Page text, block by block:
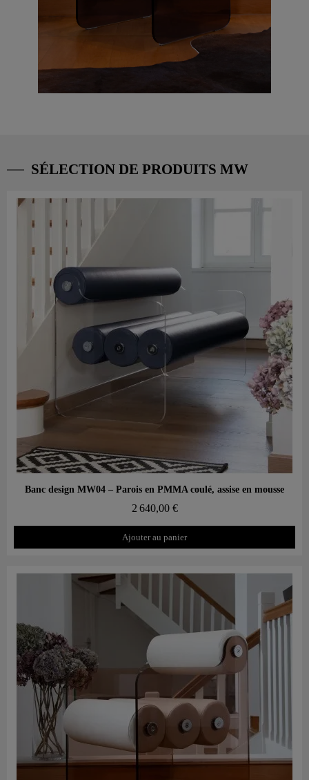
SÉLECTION DE PRODUITS MW
Aperçu rapide
Banc design MW04 – Parois en PMMA coulé, assise en mousse
2 640,00 €
Ajouter au panier